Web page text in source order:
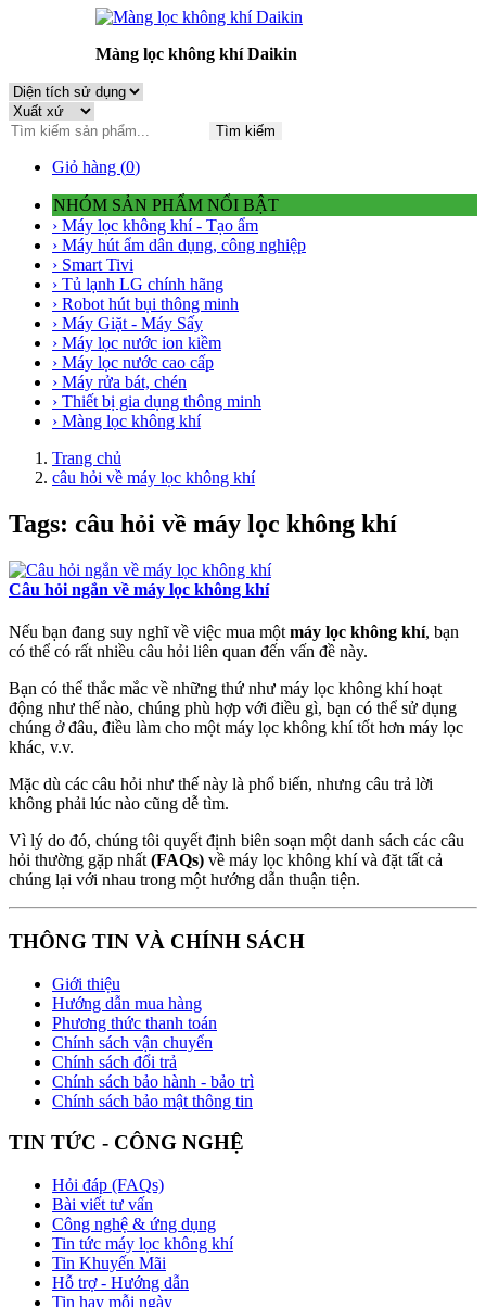
Màng lọc không khí Daikin
Tìm kiếm
Giỏ hàng (0)
NHÓM SẢN PHẨM NỔI BẬT
› Máy lọc không khí - Tạo ẩm
› Máy hút ẩm dân dụng, công nghiệp
› Smart Tivi
› Tủ lạnh LG chính hãng
› Robot hút bụi thông minh
› Máy Giặt - Máy Sấy
› Máy lọc nước ion kiềm
› Máy lọc nước cao cấp
› Máy rửa bát, chén
› Thiết bị gia dụng thông minh
› Màng lọc không khí
Trang chủ
câu hỏi về máy lọc không khí
Tags: câu hỏi về máy lọc không khí
Câu hỏi ngắn về máy lọc không khí
Nếu bạn đang suy nghĩ về việc mua một máy lọc không khí, bạn
có thể có rất nhiều câu hỏi liên quan đến vấn đề này.
Bạn có thể thắc mắc về những thứ như máy lọc không khí hoạt
động như thế nào, chúng phù hợp với điều gì, bạn có thể sử dụng
chúng ở đâu, điều làm cho một máy lọc không khí tốt hơn máy lọc
khác, v.v.
Mặc dù các câu hỏi như thế này là phổ biến, nhưng câu trả lời
không phải lúc nào cũng dễ tìm.
Vì lý do đó, chúng tôi quyết định biên soạn một danh sách các câu
hỏi thường gặp nhất (FAQs) về máy lọc không khí và đặt tất cả
chúng lại với nhau trong một hướng dẫn thuận tiện.
THÔNG TIN VÀ CHÍNH SÁCH
Giới thiệu
Hướng dẫn mua hàng
Phương thức thanh toán
Chính sách vận chuyển
Chính sách đổi trả
Chính sách bảo hành - bảo trì
Chính sách bảo mật thông tin
TIN TỨC - CÔNG NGHỆ
Hỏi đáp (FAQs)
Bài viết tư vấn
Công nghệ & ứng dụng
Tin tức máy lọc không khí
Tin Khuyến Mãi
Hỗ trợ - Hướng dẫn
Tin hay mỗi ngày